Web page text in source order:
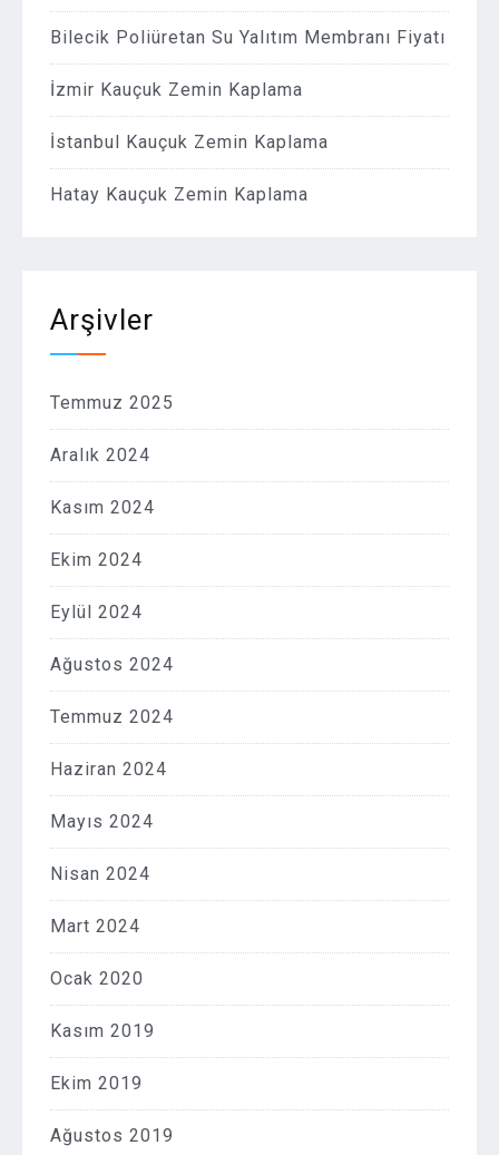
Bilecik Poliüretan Su Yalıtım Membranı Fiyatı
İzmir Kauçuk Zemin Kaplama
İstanbul Kauçuk Zemin Kaplama
Hatay Kauçuk Zemin Kaplama
Arşivler
Temmuz 2025
Aralık 2024
Kasım 2024
Ekim 2024
Eylül 2024
Ağustos 2024
Temmuz 2024
Haziran 2024
Mayıs 2024
Nisan 2024
Mart 2024
Ocak 2020
Kasım 2019
Ekim 2019
Ağustos 2019